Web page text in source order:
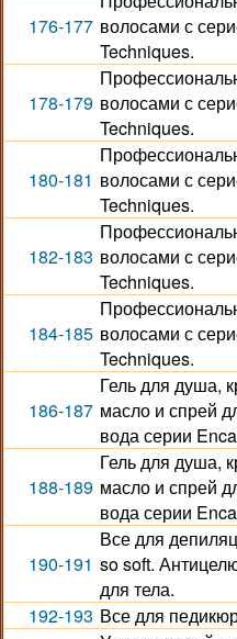
176-177 волосами с
Techniques.
178-179 волосами с
Techniques.
180-181 волосами с
Techniques.
182-183 волосами с
Techniques.
184-185 волосами с
Techniques.
186-187
Гель для душа,
масло и спрей
вода серии
188-189
Гель для душа,
масло и спрей
вода серии
190-191
Все для
so soft.
для тела.
192-193 Все для